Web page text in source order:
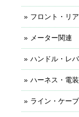
フロント・リ
メーター関連
ハンドル・レ
ハーネス・電
ライン・ケー